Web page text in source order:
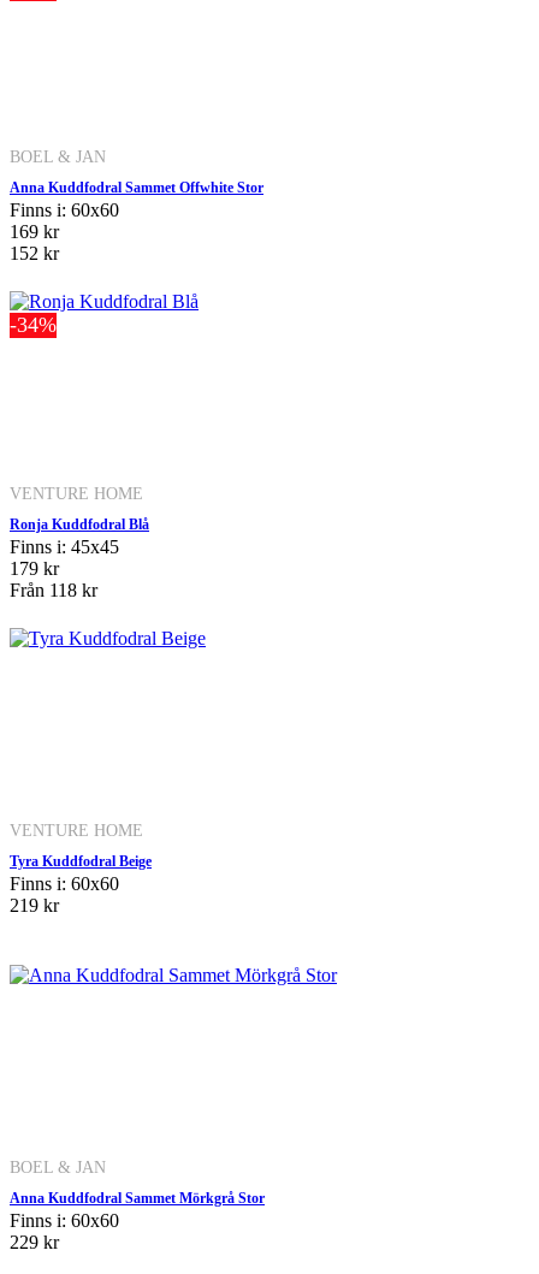
BOEL & JAN
Anna Kuddfodral Sammet Offwhite Stor
Finns i: 60x60
169 kr
152 kr
-34%
VENTURE HOME
Ronja Kuddfodral Blå
Finns i: 45x45
179 kr
Från 118 kr
VENTURE HOME
Tyra Kuddfodral Beige
Finns i: 60x60
219 kr
BOEL & JAN
Anna Kuddfodral Sammet Mörkgrå Stor
Finns i: 60x60
229 kr